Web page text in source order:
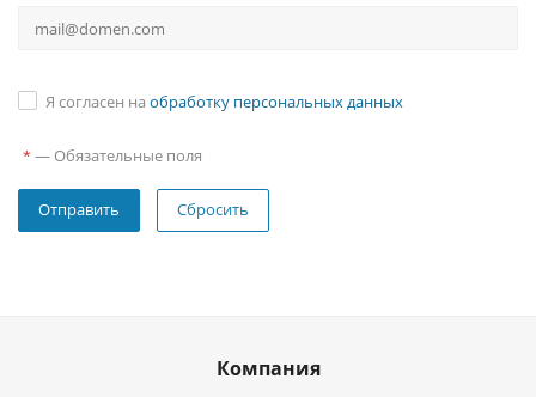
Я согласен на обработку персональных данных
* — Обязательные поля
Сбросить
Компания